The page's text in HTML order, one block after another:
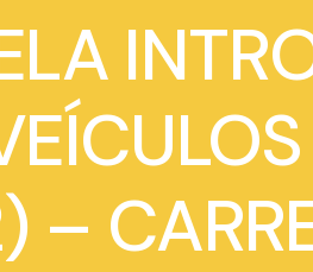
Prado Business
Serviços adicionais